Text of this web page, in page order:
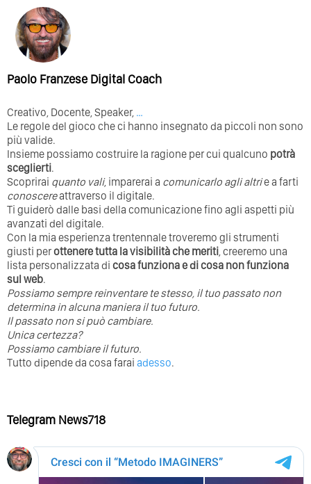
Paolo Franzese Digital Coach
Creativo, Docente, Speaker, …
Le regole del gioco che ci hanno insegnato da piccoli non sono
più valide.
Insieme possiamo costruire la ragione per cui qualcuno potrà
sceglierti.
Scoprirai quanto vali, imparerai a comunicarlo agli altrie a farti
conoscereattraverso il digitale.
Ti guiderò dalle basi della comunicazione fino agli aspetti più
avanzati del digitale.
Con la mia esperienza trentennale troveremo gli strumenti
giusti perottenere tutta la visibilità che meriti, creeremo una
lista personalizzata di cosa funziona e di cosa non funziona
sul web.
Possiamo sempre reinventare te stesso, il tuo passato non
determina in alcuna maniera il tuo futuro. ⁣
⁣Il passato non si può cambiare.
Unica certezza?
Possiamo cambiare il futuro.
Tutto dipende da cosa farai adesso.
Telegram News718